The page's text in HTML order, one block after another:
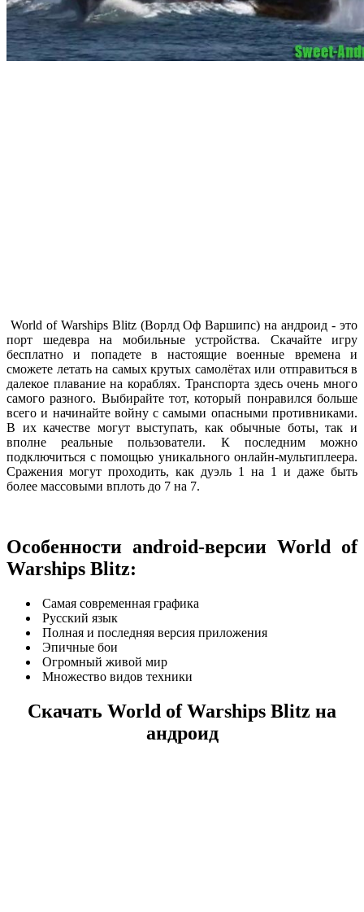
World of Warships Blitz (Ворлд Оф Варшипс) на андроид - это
порт шедевра на мобильные устройства. Скачайте игру
бесплатно и попадете в настоящие военные времена и
сможете летать на самых крутых самолётах или отправиться в
далекое плавание на кораблях. Транспорта здесь очень много
самого разного. Выбирайте тот, который понравился больше
всего и начинайте войну с самыми опасными противниками.
В их качестве могут выступать, как обычные боты, так и
вполне реальные пользователи. К последним можно
подключиться с помощью уникального онлайн-мультиплеера.
Сражения могут проходить, как дуэль 1 на 1 и даже быть
более массовыми вплоть до 7 на 7.
Особенности android-версии World of
Warships Blitz:
Самая современная графика
Русский язык
Полная и последняя версия приложения
Эпичные бои
Огромный живой мир
Множество видов техники
Скачать World of Warships Blitz на
андроид